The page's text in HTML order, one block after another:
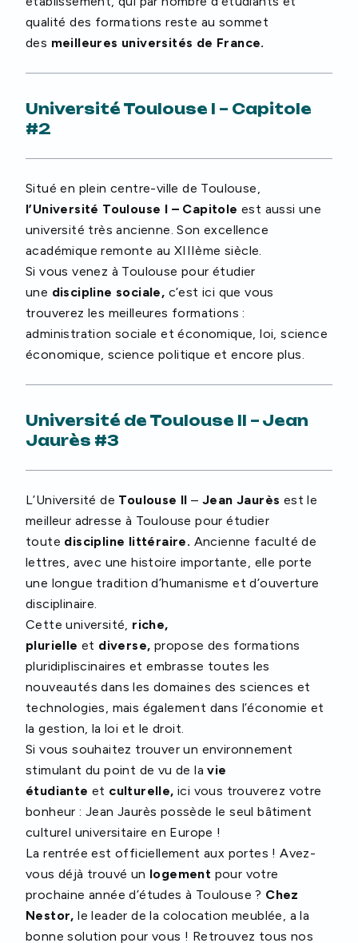
qualité des formations reste au sommet
des meilleures universités de France.
Université Toulouse I – Capitole
#2
Situé en plein centre-ville de Toulouse,
l’Université Toulouse I – Capitole est aussi une
université très ancienne. Son excellence
académique remonte au XIIIème siècle.
Si vous venez à Toulouse pour étudier
une discipline sociale, c’est ici que vous
trouverez les meilleures formations :
administration sociale et économique, loi, science
économique, science politique et encore plus.
Université de Toulouse II – Jean
Jaurès #3
L’Université de Toulouse II –Jean Jaurès est le
meilleur adresse à Toulouse pour étudier
toute discipline littéraire. Ancienne faculté de
lettres, avec une histoire importante, elle porte
une longue tradition d’humanisme et d’ouverture
disciplinaire.
Cette université, riche,
plurielle et diverse, propose des formations
pluridipliscinaires et embrasse toutes les
nouveautés dans les domaines des sciences et
technologies, mais également dans l’économie et
la gestion, la loi et le droit.
Si vous souhaitez trouver un environnement
stimulant du point de vu de lavie
étudiante et culturelle, ici vous trouverez votre
bonheur : Jean Jaurès possède le seul bâtiment
culturel universitaire en Europe !
La rentrée est officiellement aux portes ! Avez-
vous déjà trouvé un logement pour votre
prochaine année d’études à Toulouse ? Chez
Nestor, le leader de la colocation meublée, a la
bonne solution pour vous ! Retrouvez tous nos